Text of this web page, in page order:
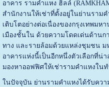
อาคาร รามคำแหง ฮิลล์
สำนักงานให้เช่าที่ตั้งอยู่ในย่านราม
เติบโตอย่างต่อเนื่องของกรุงเทพม
เมืองชั้นใน ด้วยความโดดเด่นด้าน
ทาง และรายล้อมด้วยแหล่งชุมชน ม
อาคารแห่งนี้เป็นอีกหนึ่งตัวเลือกที่น่
มองหาออฟฟิศให้เช่ารามคำแหงใน
ในปัจจุบัน ย่านรามคำแหงได้รับคว